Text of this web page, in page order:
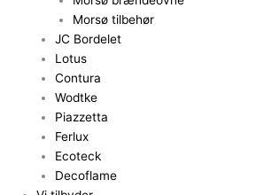
Morsø tilbehør
JC Bordelet
Lotus
Contura
Wodtke
Piazzetta
Ferlux
Ecoteck
Decoflame